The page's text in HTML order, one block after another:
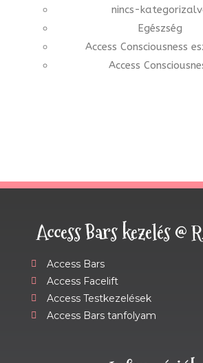
nincs-
Egészség
Access Consciousness
Access
Access Bars kezelés @
Access Bars
Access Facelift
Access Testkezelések
Access Bars tanfolyam